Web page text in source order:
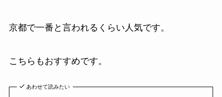
京都で一番と言われるくらい人気です。
こちらもおすすめです。
あわせて読みたい